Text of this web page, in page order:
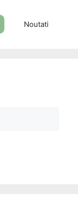
Noutati